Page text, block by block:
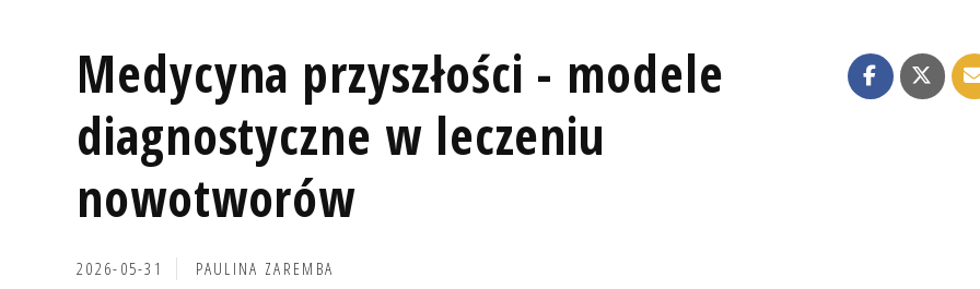
Medycyna przyszłości - modele
diagnostyczne w leczeniu
nowotworów
2026-05-31 PAULINA ZAREMBA